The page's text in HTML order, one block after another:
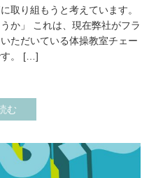
取り組もうと考えています。
か」 これは、現在弊社がフラ
ただいている体操教室チェー
す。 […]
む